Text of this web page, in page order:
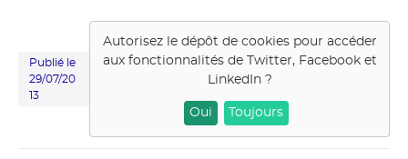
Publié le
29/07/20
13
Autorisez le dépôt de cookies pour accéder
aux fonctionnalités de Twitter, Facebook et
LinkedIn?
Oui Toujours